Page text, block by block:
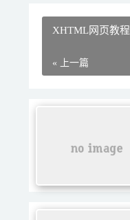
XHTML网页教程
« 上一篇